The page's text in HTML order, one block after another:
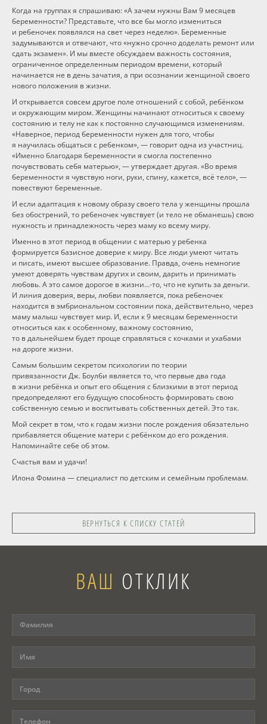
Когда на группах я спрашиваю: «А зачем нужны Вам 9 месяцев
беременности? Представьте, что все бы могло измениться
и ребеночек появлялся на свет через неделю». Беременные
задумываются и отвечают, что «нужно срочно доделать ремонт или
сдать экзамен». И мы вместе обсуждаем важность состояния,
ограниченное определенным периодом времени, который
начинается не в день зачатия, а при осознании женщиной своего
нового положения в жизни.
И открывается совсем другое поле отношений с собой, ребёнком
и окружающим миром. Женщины начинают относиться к своему
состоянию и телу не как к постоянно случающимся изменениям.
«Наверное, период беременности нужен для того, чтобы
я научилась общаться с ребенком», — говорит одна из участниц.
«Именно благодаря беременности я смогла постепенно
почувствовать себя матерью», — утверждает другая. «Во время
беременности я чувствую ноги, руки, спину, кажется, всё тело», —
повествуют беременные.
И если адаптация к новому образу своего тела у женщины прошла
без обострений, то ребеночек чувствует (и тело не обманешь) свою
нужность и принадлежность через маму ко всему миру.
Именно в этот период в общении с матерью у ребенка
формируется базисное доверие к миру. Все люди умеют читать
и писать, имеют высшее образование. Правда, очень немногие
умеют доверять чувствам других и своим, дарить и принимать
любовь. А это самое дорогое в жизни...-то, что не купить за деньги.
И линия доверия, веры, любви появляется, пока ребеночек
находится в эмбриональном состоянии пока, действительно, через
маму малыш чувствует мир. И, если к 9 месяцам беременности
относиться как к особенному, важному состоянию,
то в дальнейшем будет проще справляться с кочками и ухабами
на дороге жизни.
Самым большим секретом психологии по теории
привязанности Дж. Боулби является то, что первые два года
в жизни ребёнка и опыт его общения с близкими в этот период
предопределяют его будущую способность формировать свою
собственную семью и воспитывать собственных детей. Это так.
Мой секрет в том, что к годам жизни после рождения обязательно
прибавляется общение матери с ребёнком до его рождения.
Напоминайте себе об этом.
Счастья вам и удачи!
Илона Фомина — специалист по детским и семейным проблемам.
ВЕРНУТЬСЯ К СПИСКУ СТАТЕЙ
ВАШ ОТКЛИК